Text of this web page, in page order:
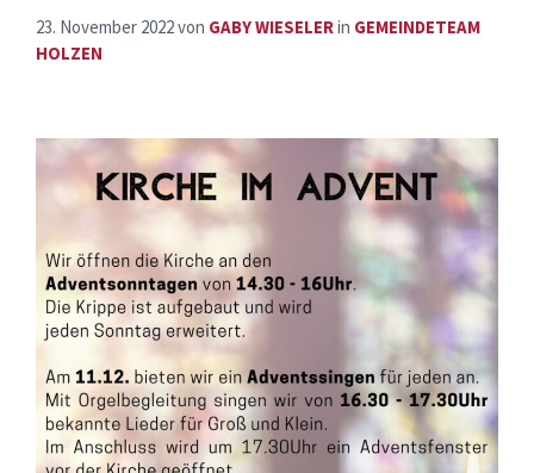
23. November 2022von GABY WIESELERin GEMEINDETEAM
HOLZEN